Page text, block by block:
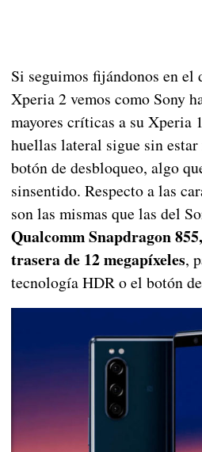
Si seguimos fijándonos en el
Xperia 2 vemos como Sony
mayores críticas a su Xperia
huellas lateral sigue sin
botón de desbloqueo, algo
sinsentido. Respecto a las
son las mismas que las del
Qualcomm Snapdragon
trasera de 12 megapíxeles,
tecnología HDR o el botón